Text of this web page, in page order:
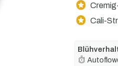
Cali-